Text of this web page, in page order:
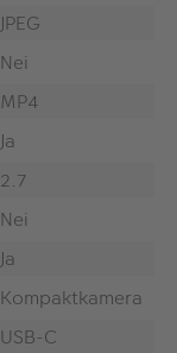
JPEG
Nei
MP4
Ja
2.7
Nei
Ja
Kompaktkamera
USB-C